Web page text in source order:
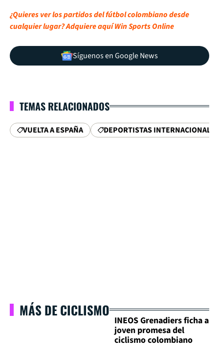
¿Quieres ver los partidos del fútbol colombiano desde
cualquier lugar? Adquiere aquí Win Sports Online
Síguenos en Google News
TEMAS RELACIONADOS
VUELTA A ESPAÑA DEPORTISTAS INTERNACIONALES
MÁS DE CICLISMO
INEOS Grenadiers ficha a
joven promesa del
ciclismo colombiano